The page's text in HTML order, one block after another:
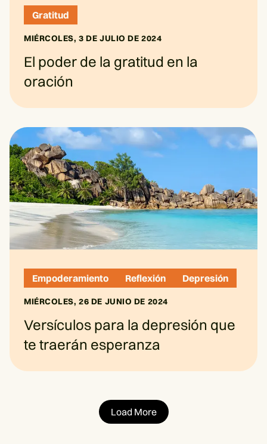
Gratitud
MIÉRCOLES, 3 DE JULIO DE 2024
El poder de la gratitud en la
oración
Empoderamiento Reflexión Depresión
MIÉRCOLES, 26 DE JUNIO DE 2024
Versículos para la depresión que
te traerán esperanza
Load More